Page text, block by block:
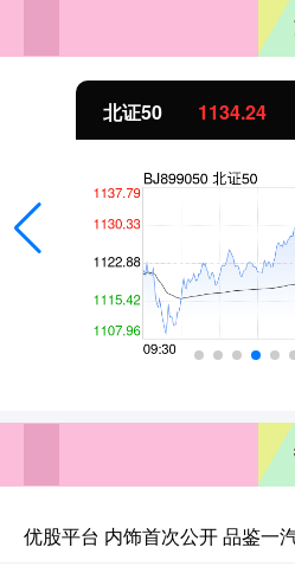
创业板指 3563.12
优股平台 内饰首次公开 品鉴一